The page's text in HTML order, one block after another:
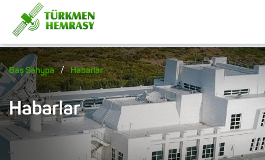
Baş Sahypa / Habarlar
Habarlar